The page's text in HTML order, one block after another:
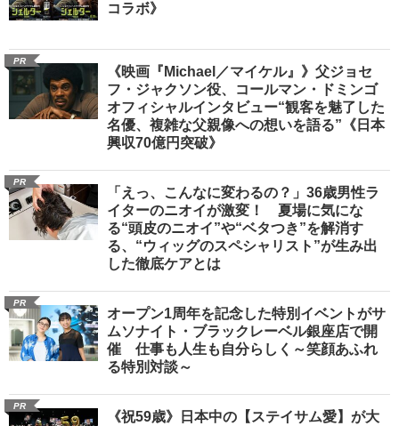
コラボ》
PR
《映画『Michael／マイケル』》父ジョセ
フ・ジャクソン役、コールマン・ドミンゴ
オフィシャルインタビュー“観客を魅了した
名優、複雑な父親像への想いを語る”《日本
興収70億円突破》
PR
「えっ、こんなに変わるの？」36歳男性ラ
イターのニオイが激変！ 夏場に気にな
る“頭皮のニオイ”や“ベタつき”を解消す
る、“ウィッグのスペシャリスト”が生み出
した徹底ケアとは
PR
オープン1周年を記念した特別イベントがサ
ムソナイト・ブラックレーベル銀座店で開
催 仕事も人生も自分らしく～笑顔あふれ
る特別対談～
PR
《祝59歳》日本中の【ステイサム愛】が大